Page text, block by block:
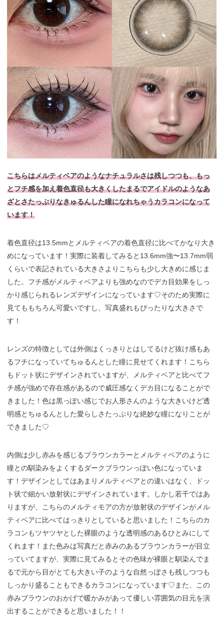
こちらはメルティベアのようなナチュラルさは残しつつも、もっ
とフチ感を加え着色直径も大きくしたまるでアイドルのようなあ
ざとさたっぷりなきゅるんした瞳になれちゃうカラコンになって
います！
着色直径は13.5mmとメルティベアの着色直径に比べてかなり大き
めになっています！実際に装着してみると13.6mm強〜13.7mm弱
くらいで表記されている大きさよりこちらも少し大きめに感じま
した。フチ感がメルティベアよりも強めなのでデカ目効果をしっ
かり感じられるレンズデザインになっています♡そのため実際に
見てももちろん可愛いですし、写真盛れもぴったりな大きさで
す！
レンズの特徴としては外側はくっきりとはしてるけど抜け感もあ
るフチになっていてちゅるんとした瞳に見せてくれます！こちら
もドット状にデザインされていますが、メルティベアと比べてフ
チ感が強めで存在感があるので威圧感なくデカ目になることがで
きました！色は黒っぽい感じでお人形さんのような大きいけど透
明感とちゅるんとした愛らしさたっぷりな絶妙な瞳になりことが
できました♡
内側は少し赤みを感じるブラウンカラーとメルティベアのように
瞳との馴染みをよくするダークブラウンっぽい色になっていま
す！デザインとしてはあまりメルティベアとの違いはなく、ドッ
ト状で細かい放射状にデザインされています。しかし若干ではあ
りますが、こちらのメルティモアの方が放射状のデザインがメル
ティベアに比べてはっきりとしていると思いました！こちらのカ
ラコンもツヤツヤとした裸眼のような透明感のあるひとみにして
くれます！また色みは写真だと赤みのあるブラウンカラーが目立
っていてますが、実際に見てみるとその色味が裸眼と馴染んでま
るで元から目がとても大きい子のような自然っぽさも残しつつも
しっかり盛ることもできるカラコンになっています♡また、この
赤みブラウンのおかげで暖かみがあって優しい雰囲気の目元を演
出することができると思いました！！